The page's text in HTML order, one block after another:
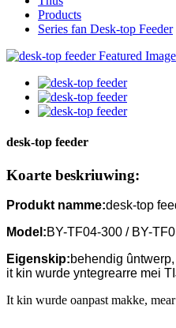
Products
Series fan Desk-top Feeder
desk-top feeder
Koarte beskriuwing:
Produkt namme:desk-top
Model:BY-TF04-300 / BY-
Eigenskip:behendig
it kin wurde yntegrearre mei
It kin wurde oanpast makke,